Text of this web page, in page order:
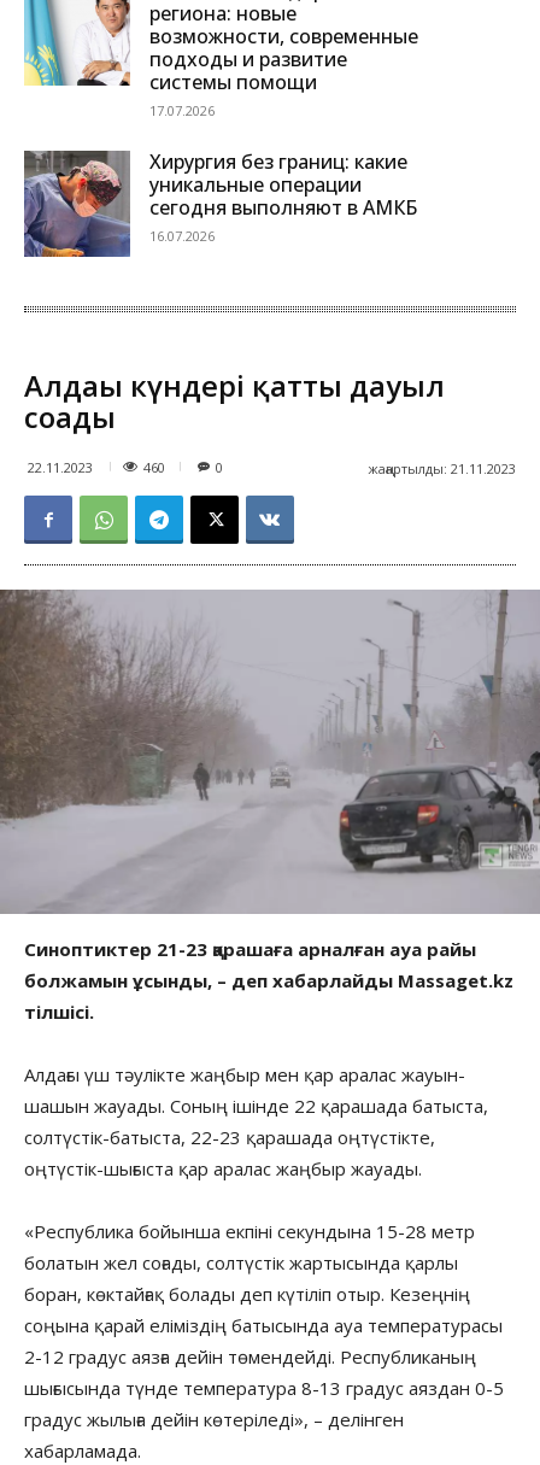
региона: новые
возможности, современные
подходы и развитие
системы помощи
17.07.2026
Хирургия без границ: какие
уникальные операции
сегодня выполняют в АМКБ
16.07.2026